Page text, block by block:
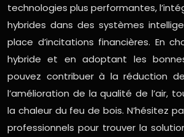
technologies plus performantes,
hybrides dans des systèmes
place d’incitations financières. En
hybride et en adoptant les
pouvez contribuer à la réduction
l’amélioration de la qualité de l’air,
la chaleur du feu de bois. N’hésitez
professionnels pour trouver la